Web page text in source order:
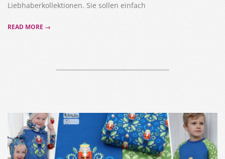
Liebhaberkollektionen. Sie sollen einfach
READ MORE →